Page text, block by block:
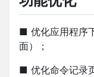
■ 优化应用程序
面）；
■ 优化命令记录